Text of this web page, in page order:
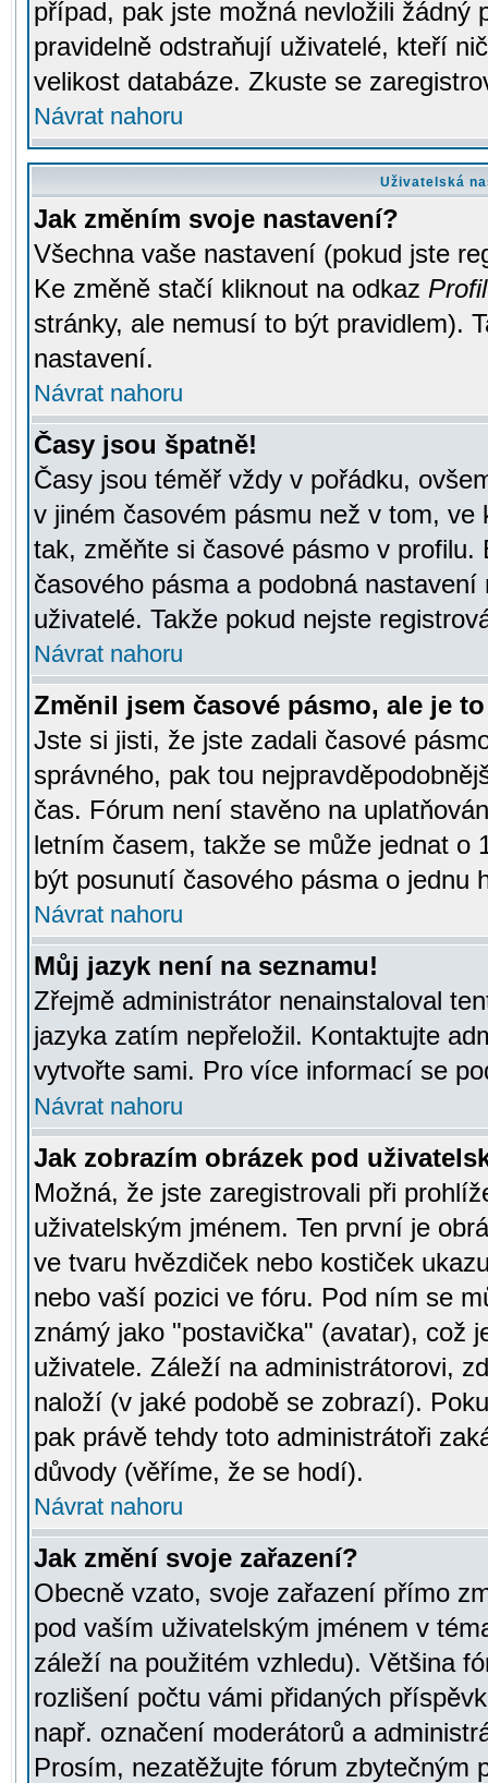
případ, pak jste možná nevložili žádný
pravidelně odstraňují uživatelé, kteří
velikost databáze. Zkuste se
Návrat nahoru
Uživatelská
Jak změním svoje nastavení?
Všechna vaše nastavení (pokud jste
Ke změně stačí kliknout na odkaz Profil
stránky, ale nemusí to být pravidlem).
nastavení.
Návrat nahoru
Časy jsou špatně!
Časy jsou téměř vždy v pořádku,
v jiném časovém pásmu než v tom,
tak, změňte si časové pásmo v
časového pásma a podobná
uživatelé. Takže pokud nejste
Návrat nahoru
Změnil jsem časové pásmo, ale je
Jste si jisti, že jste zadali časové
správného, pak tou
čas. Fórum není stavěno na
letním časem, takže se může jednat o
být posunutí časového pásma o jednu
Návrat nahoru
Můj jazyk není na seznamu!
Zřejmě administrátor nenainstaloval
jazyka zatím nepřeložil. Kontaktujte
vytvořte sami. Pro více informací se
Návrat nahoru
Jak zobrazím obrázek pod
Možná, že jste zaregistrovali při
uživatelským jménem. Ten první je
ve tvaru hvězdiček nebo kostiček
nebo vaší pozici ve fóru. Pod ním se
známý jako "postavička" (avatar), což
uživatele. Záleží na administrátorovi,
naloží (v jaké podobě se zobrazí).
pak právě tehdy toto administrátoři
důvody (věříme, že se hodí).
Návrat nahoru
Jak změní svoje zařazení?
Obecně vzato, svoje zařazení přímo
pod vaším uživatelským jménem v
záleží na použitém vzhledu). Většina
rozlišení počtu vámi přidaných
např. označení moderátorů a
Prosím, nezatěžujte fórum zbytečným